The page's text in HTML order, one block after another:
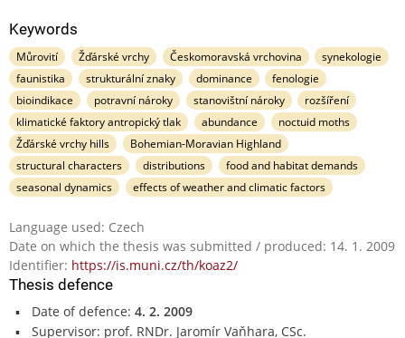
Keywords
Můrovití Žďárské vrchy Českomoravská vrchovina
synekologie
faunistika
strukturální znaky dominance
fenologie
bioindikace
potravní nároky stanovištní nároky
rozšíření
klimatické faktory antropický tlak
abundance
noctuid moths
Žďárské vrchy hills
Bohemian-Moravian Highland
structural characters
distributions
food and habitat demands
seasonal dynamics
effects of weather and climatic factors
Language used: Czech
Date on which the thesis was submitted / produced: 14. 1. 2009
Identifier: https://is.muni.cz/th/koaz2/
Thesis defence
Date of defence: 4. 2. 2009
Supervisor: prof. RNDr. Jaromír Vaňhara, CSc.